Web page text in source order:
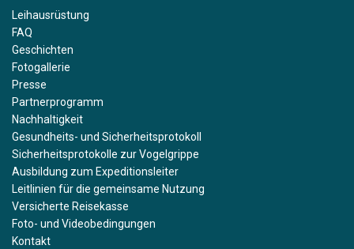
Leihausrüstung
FAQ
Geschichten
Fotogallerie
Presse
Partnerprogramm
Nachhaltigkeit
Gesundheits- und Sicherheitsprotokoll
Sicherheitsprotokolle zur Vogelgrippe
Ausbildung zum Expeditionsleiter
Leitlinien für die gemeinsame Nutzung
Versicherte Reisekasse
Foto- und Videobedingungen
Kontakt